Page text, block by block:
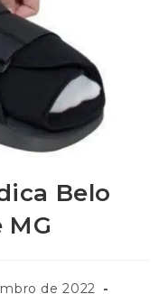
Belo
de 2022